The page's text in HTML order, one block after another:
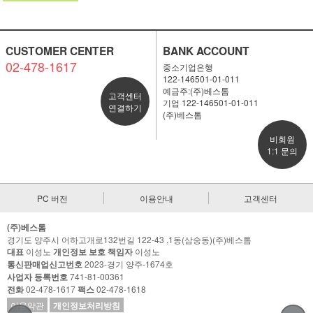
CUSTOMER CENTER
02-478-1617
고객센터
연결하기
BANK ACCOUNT
중소기업은행
122-146501-01-011
예금주:(주)베스톰
기업 122-146501-01-011
(주)베스톰
비회원
1:1 문의
PC 버전 이용안내 고객센터
(주)베스톰
경기도 양주시 어하고개로132번길 122-43 ,1동(삼숭동)(주)베스톰
대표 이성노 개인정보 보호 책임자이성노
통신판매업신고번호2023-경기 양주-1674호
사업자 등록번호741-81-00361
전화02-478-1617팩스02-478-1618
이용약관
개인정보처리방침